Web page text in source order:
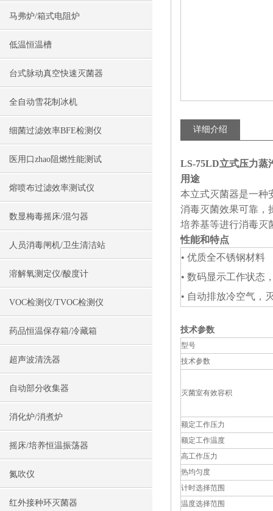
马弗炉/箱式电阻炉
低温恒温槽
台式脉动真空快速灭菌器
全自动雪花制冰机
细菌过滤效率BFE检测仪
医用口zhao阻燃性能测试
熔喷布过滤效率测试仪
数显梅毒摇床/混匀器
人员消毒闸机/卫生清洁站
溶解氧测定仪/酸度计
VOC检测仪/TVOC检测仪
药品恒温保存箱/冷藏箱
超声波清洗器
自动部分收集器
消化炉/消煮炉
摇床/培养恒温振荡器
氮吹仪
红外接种环灭菌器
详细介绍
LS-75LD立式压力蒸
用途
本立式灭菌器是一种
消毒灭菌效果可靠，
培养基等进行消毒灭
性能和特点
• 优质全不锈钢材料
• 数码显示工作状态
• 自动排放冷空气，
技术参数
型号
技术参数
灭菌室有效容积
额定工作压力
额定工作温度
高工作压力
热均匀度
计时选择范围
温度选择范围